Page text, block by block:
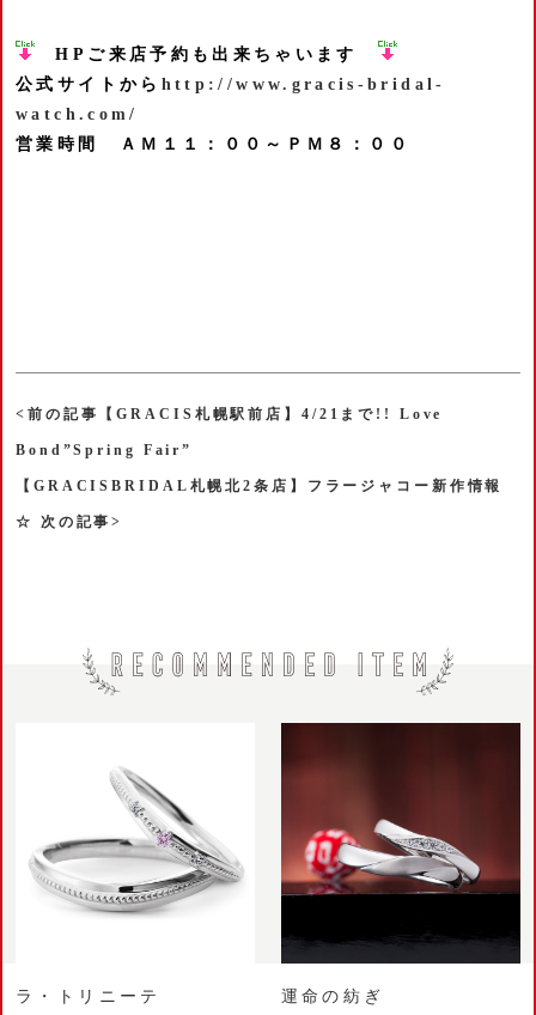
HPご来店予約も出来ちゃいます
公式サイトから http://www.gracis-bridal-
watch.com/
営業時間 ＡＭ１１：００～ＰＭ８：００
<前の記事【GRACIS札幌駅前店】4/21まで!! Love
Bond”Spring Fair”
【GRACISBRIDAL札幌北2条店】フラージャコー新作情報
☆ 次の記事>
ラ・トリニーテ 運命の紡ぎ